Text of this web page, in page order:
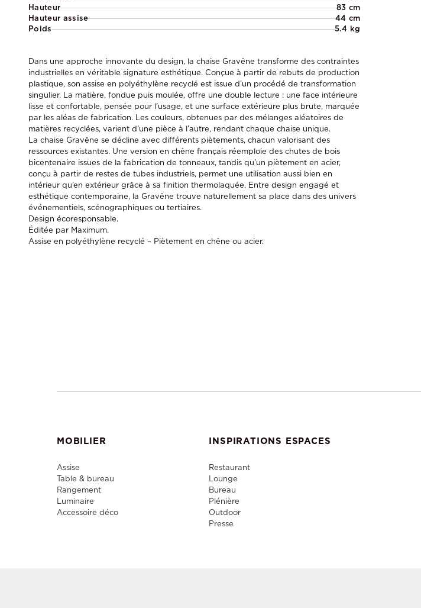
Hauteur
83 cm
Hauteur assise
44 cm
Poids
5.4 kg
Dans une approche innovante du design, la chaise Gravêne transforme des contraintes
industrielles en véritable signature esthétique. Conçue à partir de rebuts de production
plastique, son assise en polyéthylène recyclé est issue d’un procédé de transformation
singulier. La matière, fondue puis moulée, offre une double lecture : une face intérieure
lisse et confortable, pensée pour l’usage, et une surface extérieure plus brute, marquée
par les aléas de fabrication. Les couleurs, obtenues par des mélanges aléatoires de
matières recyclées, varient d’une pièce à l’autre, rendant chaque chaise unique.
La chaise Gravêne se décline avec différents piètements, chacun valorisant des
ressources existantes. Une version en chêne français réemploie des chutes de bois
bicentenaire issues de la fabrication de tonneaux, tandis qu’un piètement en acier,
conçu à partir de restes de tubes industriels, permet une utilisation aussi bien en
intérieur qu’en extérieur grâce à sa finition thermolaquée. Entre design engagé et
esthétique contemporaine, la Gravêne trouve naturellement sa place dans des univers
événementiels, scénographiques ou tertiaires.
Design écoresponsable.
Éditée par Maximum.
Assise en polyéthylène recyclé – Piètement en chêne ou acier.
MOBILIER
Assise
Table & bureau
Rangement
Luminaire
Accessoire déco
INSPIRATIONS ESPACES
Restaurant
Lounge
Bureau
Plénière
Outdoor
Presse